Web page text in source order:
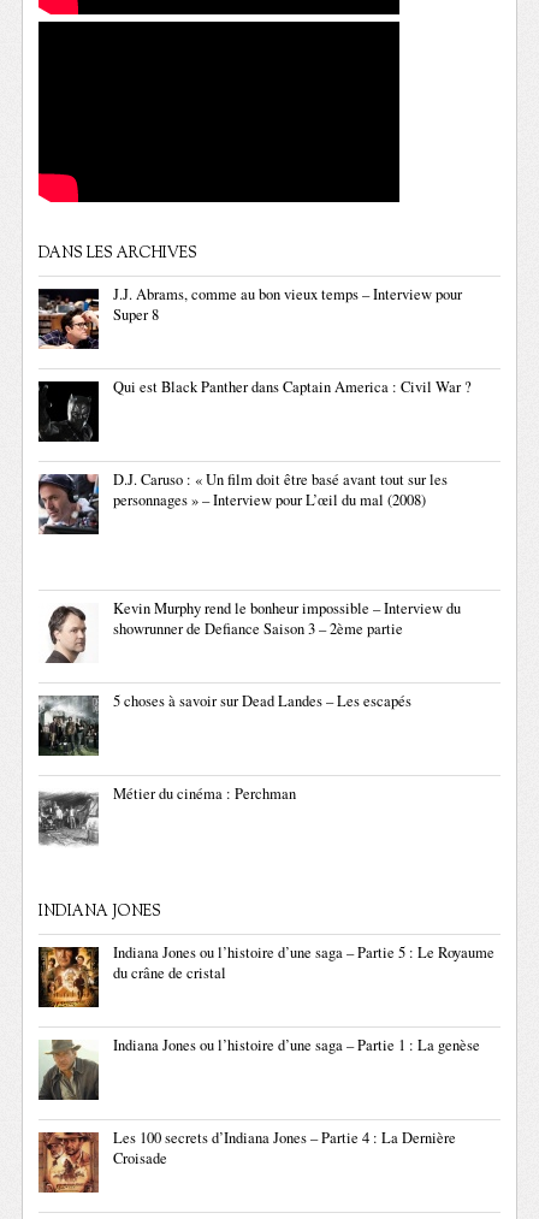
DANS LES ARCHIVES
J.J. Abrams, comme au bon vieux temps – Interview pour
Super 8
Qui est Black Panther dans Captain America : Civil War ?
D.J. Caruso : « Un film doit être basé avant tout sur les
personnages » – Interview pour L’œil du mal (2008)
Kevin Murphy rend le bonheur impossible – Interview du
showrunner de Defiance Saison 3 – 2ème partie
5 choses à savoir sur Dead Landes – Les escapés
Métier du cinéma : Perchman
INDIANA JONES
Indiana Jones ou l’histoire d’une saga – Partie 5 : Le Royaume
du crâne de cristal
Indiana Jones ou l’histoire d’une saga – Partie 1 : La genèse
Les 100 secrets d’Indiana Jones – Partie 4 : La Dernière
Croisade